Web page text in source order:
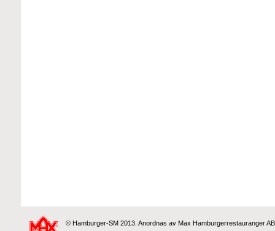
© Hamburger-SM 2013. Anordnas av Max Hamburgerrestauranger